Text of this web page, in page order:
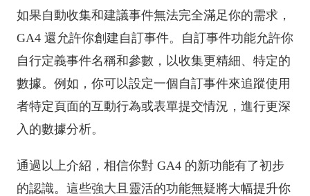
如果自動收集和建議事件無法完全滿足你的需求，
GA4 還允許你創建自訂事件。自訂事件功能允許你
自行定義事件名稱和參數，以收集更精細、特定的
數據。例如，你可以設定一個自訂事件來追蹤使用
者特定頁面的互動行為或表單提交情況，進行更深
入的數據分析。
通過以上介紹，相信你對 GA4 的新功能有了初步
的認識。這些強大且靈活的功能無疑將大幅提升你